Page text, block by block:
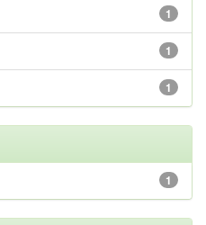
1
1
1
1